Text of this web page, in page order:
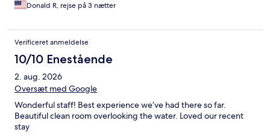
Donald R, rejse på 3 nætter
Verificeret anmeldelse
10/10 Enestående
2. aug. 2026
Oversæt med Google
Wonderful staff! Best experience we’ve had there so far.
Beautiful clean room overlooking the water. Loved our recent
stay